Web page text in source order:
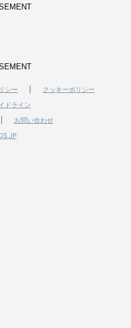
シー
クッキーポリシー
ドライン
お問い合わせ